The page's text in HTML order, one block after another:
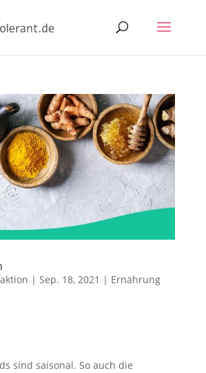
| Sep. 18, 2021 | Ernährung
sind saisonal. So auch die